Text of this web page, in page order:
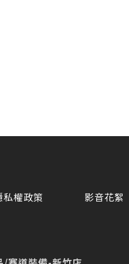
私權政策 影音花絮